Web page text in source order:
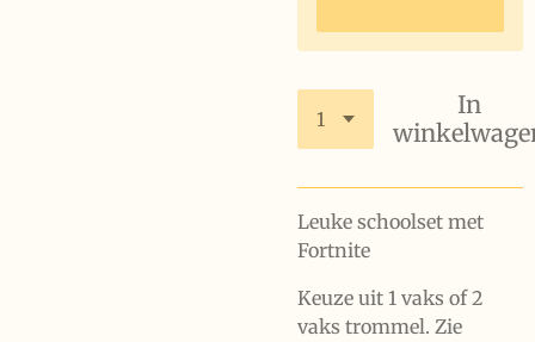
In
Leuke schoolset met
Fortnite
Keuze uit 1 vaks of 2
vaks trommel. Zie